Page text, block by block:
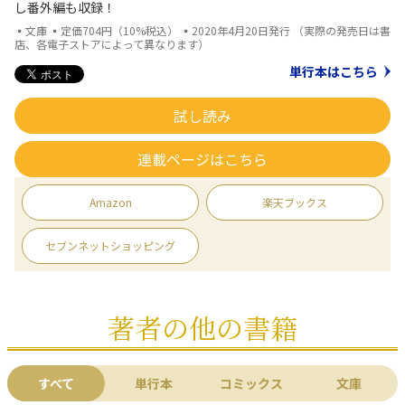
し番外編も収録！
▪文庫 ▪定価704円（10%税込） ▪2020年4月20日発行 （実際の発売日は書
店、各電子ストアによって異なります）
単行本はこちら
試し読み
連載ページはこちら
Amazon 楽天ブックス
セブンネットショッピング
著者の他の書籍
すべて 単行本 コミックス 文庫